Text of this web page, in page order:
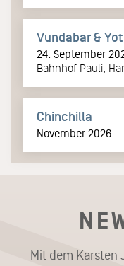
Vundabar &
24. September
Bahnhof Pauli,
Chinchilla
November 2026
Mit dem Karsten